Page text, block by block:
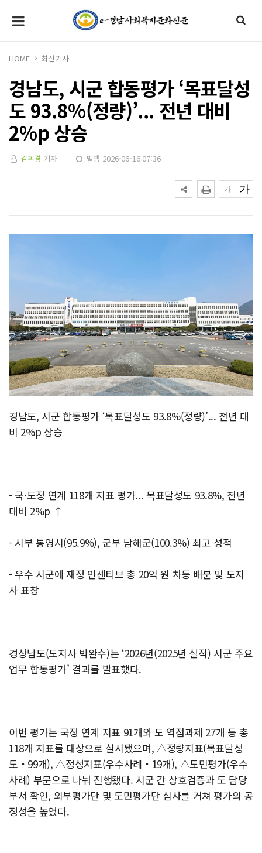
HOME 최신기사
경남도, 시군 합동평가 ‘목표달성
도 93.8%(정량)’... 전년 대비
2%p 상승
김휘경 기자 발행 2026-06-16 07:36
경남도, 시군 합동평가 ‘목표달성도 93.8%(정량)’... 전년 대
비 2%p 상승
- 국·도정 연계 118개 지표 평가... 목표달성도 93.8%, 전년
대비 2%p ↑
- 시부 통영시(95.9%), 군부 남해군(100.3%) 최고 성적
- 우수 시군에 재정 인센티브 총 20억 원 차등 배분 및 도지
사 표창
경상남도(도지사 박완수)는 ‘2026년(2025년 실적) 시군 주요
업무 합동평가’ 결과를 발표했다.
이번 평가는 국정 연계 지표 91개와 도 역점과제 27개 등 총
118개 지표를 대상으로 실시됐으며, △정량지표(목표달성
도‧99개), △정성지표(우수사례‧19개), △도민평가(우수
사례) 부문으로 나눠 진행됐다. 시군 간 상호검증과 도 담당
부서 확인, 외부평가단 및 도민평가단 심사를 거쳐 평가의 공
정성을 높였다.